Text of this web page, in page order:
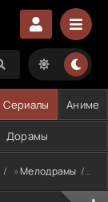
Сериалы Аниме
Дорамы
»Мелодрамы »